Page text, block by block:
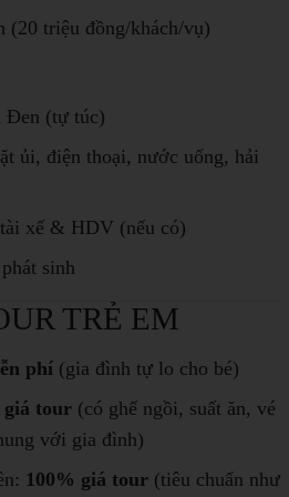
triệu đồng/khách/vụ)
Đen (tự túc)
ủi, điện thoại, nước uống, hải
xế & HDV (nếu có)
sinh
TRẺ EM
phí(gia đình tự lo cho bé)
giá tour(có ghế ngồi, suất ăn, vé
với gia đình)
100% giá tour(tiêu chuẩn như